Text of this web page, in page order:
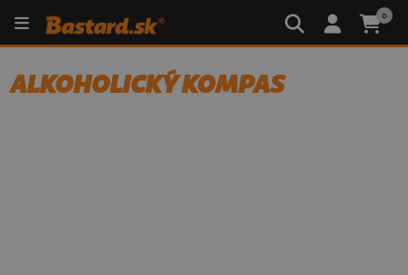
0
ALKOHOLICKÝ KOMPAS